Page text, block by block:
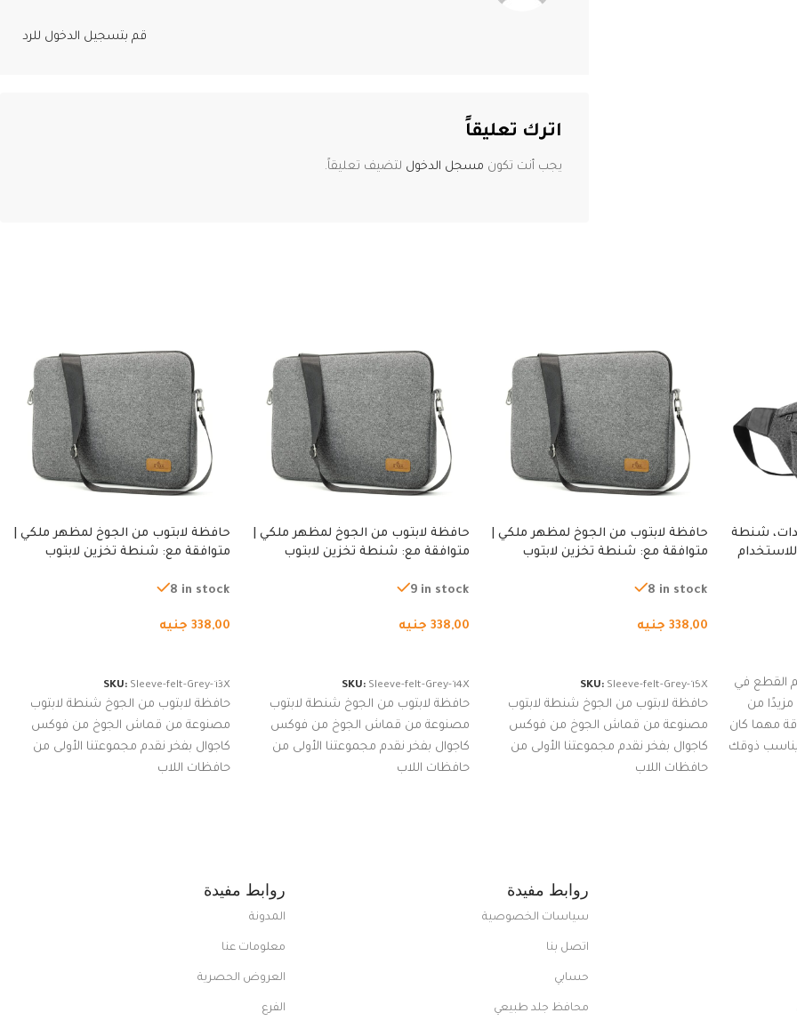
قم بتسجيل الدخول للرد
اترك تعليقاً
يجب أنت تكون مسجل الدخول لتضيف تعليقاً.
شنطة
القطع في
من
مهما كان
يناسب ذوقك
حافظة لابتوب من الجوخ لمظهر ملكي |
متوافقة مع: شنطة تخزين لابتوب
من الجوخ لجهاز نوت بوك والتابلت،
8 in stock
338,00 جنيه
SKU: Sleeve-felt-Grey-15X
حافظة لابتوب من الجوخ شنطة لابتوب
مصنوعة من قماش الجوخ من فوكس
كاجوال بفخر نقدم مجموعتنا الأولى من
حافظات اللاب
حافظة لابتوب من الجوخ لمظهر ملكي |
متوافقة مع: شنطة تخزين لابتوب
من الجوخ لجهاز نوت بوك والتابلت،
9 in stock
338,00 جنيه
SKU: Sleeve-felt-Grey-14X
حافظة لابتوب من الجوخ شنطة لابتوب
مصنوعة من قماش الجوخ من فوكس
كاجوال بفخر نقدم مجموعتنا الأولى من
حافظات اللاب
حافظة لابتوب من الجوخ لمظهر ملكي |
متوافقة مع: شنطة تخزين لابتوب
من الجوخ لجهاز نوت بوك والتابلت،
8 in stock
338,00 جنيه
SKU: Sleeve-felt-Grey-13X
حافظة لابتوب من الجوخ شنطة لابتوب
مصنوعة من قماش الجوخ من فوكس
كاجوال بفخر نقدم مجموعتنا الأولى من
حافظات اللاب
روابط مفيدة
سياسات الخصوصية
اتصل بنا
حسابي
محافظ جلد طبيعي
روابط مفيدة
المدونة
معلومات عنا
العروض الحصرية
الفرع